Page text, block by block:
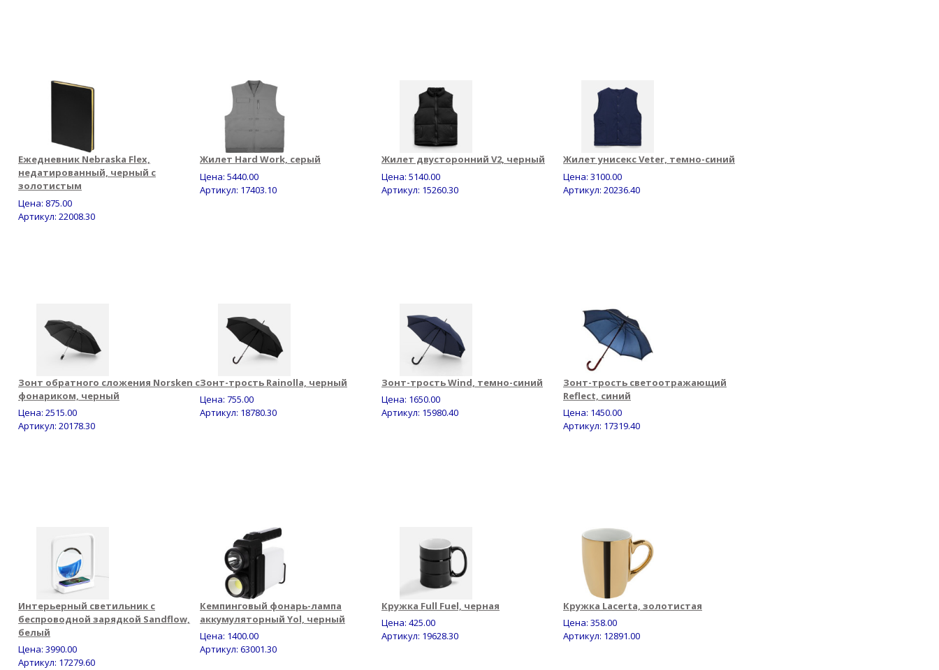
Ежедневник Nebraska Flex,
недатированный, черный с
золотистым
Цена: 875.00
Артикул: 22008.30
Жилет Hard Work, серый
Цена: 5440.00
Артикул: 17403.10
Жилет двусторонний V2, черный
Цена: 5140.00
Артикул: 15260.30
Жилет унисекс Veter, темно-синий
Цена: 3100.00
Артикул: 20236.40
Зонт обратного сложения Norsken с
фонариком, черный
Цена: 2515.00
Артикул: 20178.30
Зонт-трость Rainolla, черный
Цена: 755.00
Артикул: 18780.30
Зонт-трость Wind, темно-синий
Цена: 1650.00
Артикул: 15980.40
Зонт-трость светоотражающий
Reflect, синий
Цена: 1450.00
Артикул: 17319.40
Интерьерный светильник с
беспроводной зарядкой Sandflow,
белый
Цена: 3990.00
Артикул: 17279.60
Кемпинговый фонарь-лампа
аккумуляторный Yol, черный
Цена: 1400.00
Артикул: 63001.30
Кружка Full Fuel, черная
Цена: 425.00
Артикул: 19628.30
Кружка Lacerta, золотистая
Цена: 358.00
Артикул: 12891.00